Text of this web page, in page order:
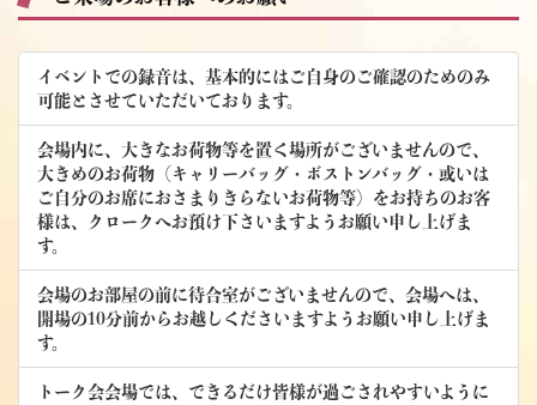
イベントでの録音は、基本的にはご自身のご確認のためのみ
可能とさせていただいております。
会場内に、大きなお荷物等を置く場所がございませんので、
大きめのお荷物（キャリーバッグ・ボストンバッグ・或いは
ご自分のお席におさまりきらないお荷物等）をお持ちのお客
様は、クロークへお預け下さいますようお願い申し上げま
す。
会場のお部屋の前に待合室がございませんので、会場へは、
開場の10分前からお越しくださいますようお願い申し上げま
す。
トーク会会場では、できるだけ皆様が過ごされやすいように